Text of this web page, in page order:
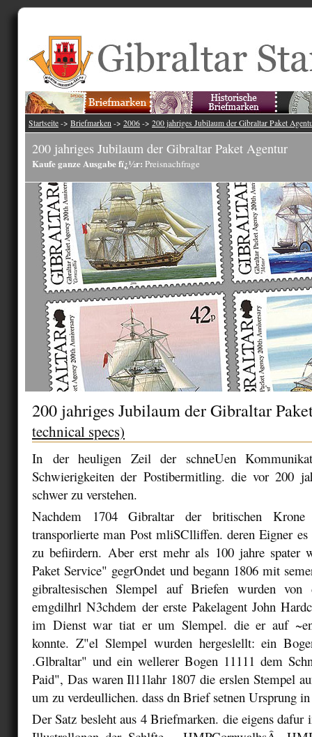
Startseite -> Briefmarken -> 2006 -> 200 jahriges Jubilaum der Gibraltar Paket
200 jahriges Jubilaum der Gibraltar Paket Agentur
Kaufe ganze Ausgabe fï¿½r: Preisnachfrage
200 jahriges Jubilaum der Gibraltar
technical specs)
In der heuligen Zeil der schneUen
Schwierigkeiten der Postibermitling. die vor 200
schwer zu verstehen.
Nachdem 1704 Gibraltar der britischen Krone
transporlierte man Post mliSClliffen. deren Eigner es
zu befiirdern. Aber erst mehr als 100 jahre spater
Paket Service" gegrOndet und begann 1806 mit
gibraltesischen Slempel auf Briefen wurden von
emgdilhrl N3chdem der erste Pakelagent John
im Dienst war tiat er um Slempel. die er auf
konnte. Z"el Slempel wurden hergeslellt: ein
.Glbraltar" und ein wellerer Bogen 11111 dem
Paid", Das waren Il11lahr 1807 die erslen Stempel
um zu verdeullichen. dass dn Brief setnen Ursprung
Der Satz besleht aus 4 Briefmarken. die eigens dafur